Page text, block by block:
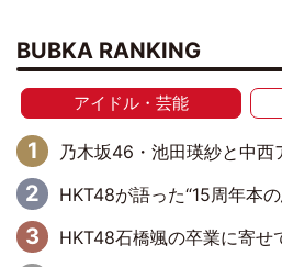
BUBKA RANKING
アイドル・芸能
乃木坂46・池田瑛紗と中西アルノが「真冬のかき氷」騒動で火花散らす
HKT48が語った“15周年本の思い出” 大食い特訓・守護
HKT48石橋颯の卒業に寄せて “いぶく